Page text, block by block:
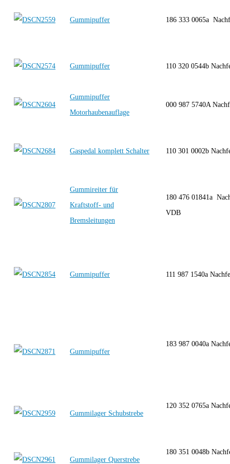
Gummipuffer 186 333 0065a
Gummipuffer 110 320 0544b
Gummipuffer
Motorhaubenauflage
000 987 5740A
Gaspedal komplett Schalter 110 301 0002b
Gummireiter für
Kraftstoff- und
Bremsleitungen
180 476 01841a
VDB
Gummipuffer 111 987 1540a
Gummipuffer
183 987 0040a
Gummilager Schubstrebe
120 352 0765a
Gummilager Querstrebe
180 351 0048b